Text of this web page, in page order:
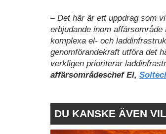
– Det här är ett uppdrag som
erbjudande inom
komplexa el- och
genomförandekraft utföra det
verkligen prioriterar
affärsområdeschef El,
DU KANSKE ÄVEN